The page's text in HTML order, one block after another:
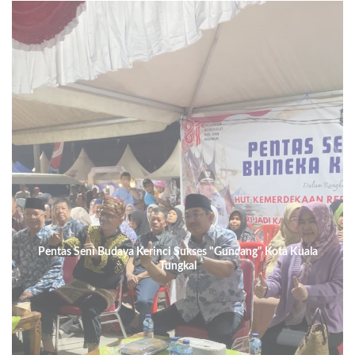
Pentas Seni Budaya Kerinci Sukses "Guncang" Kota Kuala
Tungkal